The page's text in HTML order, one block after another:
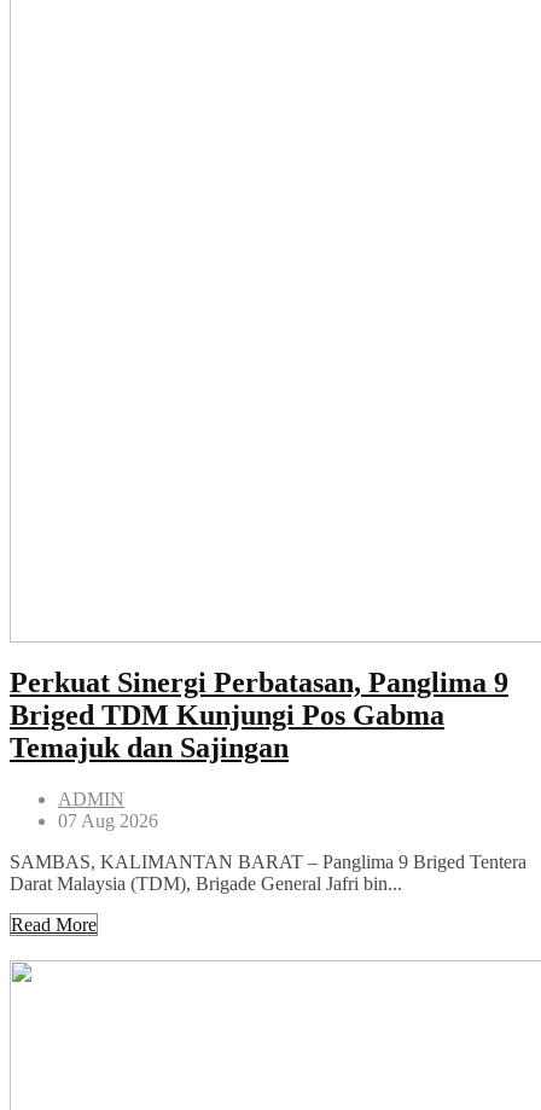
Perkuat Sinergi Perbatasan, Panglima 9
Briged TDM Kunjungi Pos Gabma
Temajuk dan Sajingan
ADMIN
07 Aug 2026
SAMBAS, KALIMANTAN BARAT – Panglima 9 Briged Tentera
Darat Malaysia (TDM), Brigade General Jafri bin...
Read More